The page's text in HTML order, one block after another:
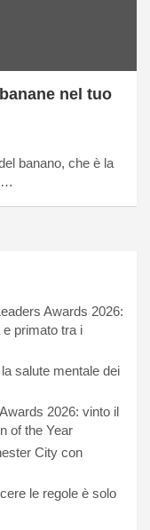
nel tuo
banano, che è la
Awards 2026:
e primato tra i
salute mentale dei
2026: vinto il
of the Year
City con
le regole è solo